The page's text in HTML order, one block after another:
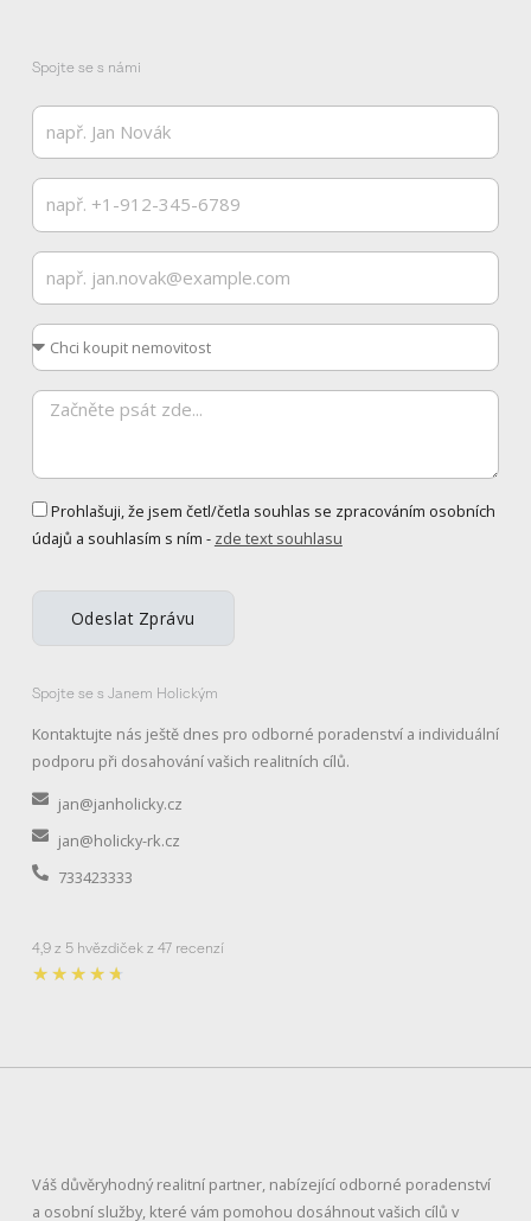
Spojte se s námi
Celé
jméno
Telefon
Email
Co
byste
chtěli
udělat?
Zpráva
Zpráva
Prohlašuji, že jsem četl/četla souhlas se zpracováním osobních
údajů a souhlasím s ním - zde text souhlasu
Odeslat Zprávu
Spojte se s Janem Holickým
Kontaktujte nás ještě dnes pro odborné poradenství a individuální
podporu při dosahování vašich realitních cílů.
jan@janholicky.cz
jan@holicky-rk.cz
733423333
4,9 z 5 hvězdiček z 47 recenzí
★ ★ ★ ★ ★
Váš důvěryhodný realitní partner, nabízející odborné poradenství
a osobní služby, které vám pomohou dosáhnout vašich cílů v